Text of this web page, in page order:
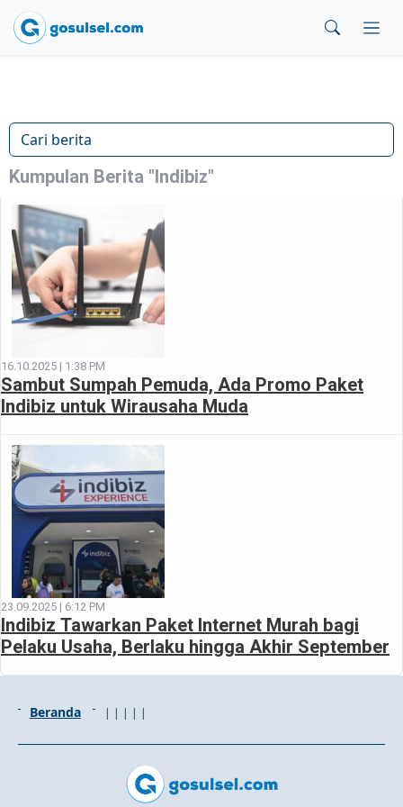
Kumpulan Berita "Indibiz"
16.10.2025 | 1:38 PM
Sambut Sumpah Pemuda, Ada Promo Paket
Indibiz untuk Wirausaha Muda
23.09.2025 | 6:12 PM
Indibiz Tawarkan Paket Internet Murah bagi
Pelaku Usaha, Berlaku hingga Akhir September
Beranda | | | | |